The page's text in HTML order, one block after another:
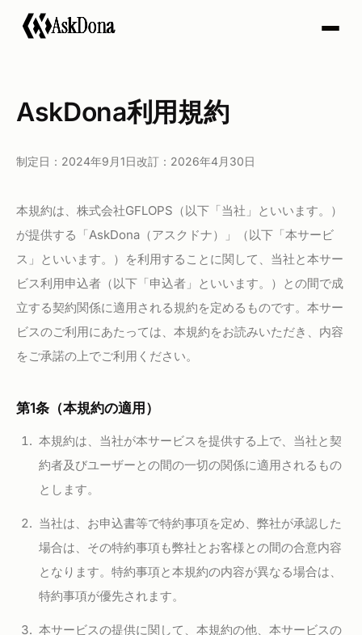
AskDona
AskDona利用規約
制定日：2024年9月1日改訂：2026年4月30日
本規約は、株式会社GFLOPS（以下「当社」といいます。）
が提供する「AskDona（アスクドナ）」（以下「本サービ
ス」といいます。）を利用することに関して、当社と本サー
ビス利用申込者（以下「申込者」といいます。）との間で成
立する契約関係に適用される規約を定めるものです。本サー
ビスのご利用にあたっては、本規約をお読みいただき、内容
をご承諾の上でご利用ください。
第1条（本規約の適用）
本規約は、当社が本サービスを提供する上で、当社と契
約者及びユーザーとの間の一切の関係に適用されるもの
とします。
当社は、お申込書等で特約事項を定め、弊社が承認した
場合は、その特約事項も弊社とお客様との間の合意内容
となります。特約事項と本規約の内容が異なる場合は、
特約事項が優先されます。
本サービスの提供に関して、本規約の他、本サービスの